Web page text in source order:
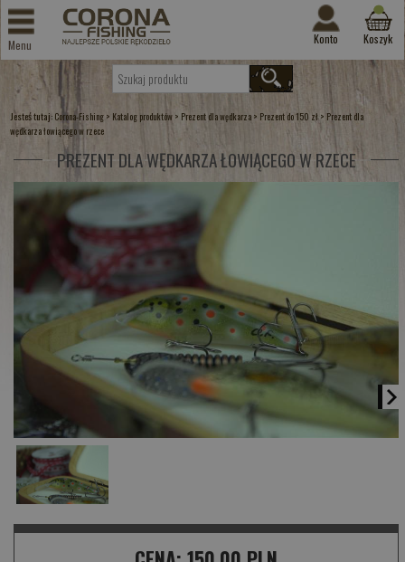
Menu Konto Koszyk
Jesteś tutaj: Corona-Fishing > Katalog produktów > Prezent dla wędkarza > Prezent do 150 zł>Prezent dla
wędkarza łowiącego w rzece
PREZENT DLA WĘDKARZA ŁOWIĄCEGO W RZECE